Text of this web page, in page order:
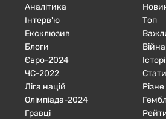
Аналітика
Інтерв'ю
Ексклюзив
Блоги
Євро-2024
ЧC-2022
Ліга націй
Олімпіада-2024
Гравці
Топ
Різне